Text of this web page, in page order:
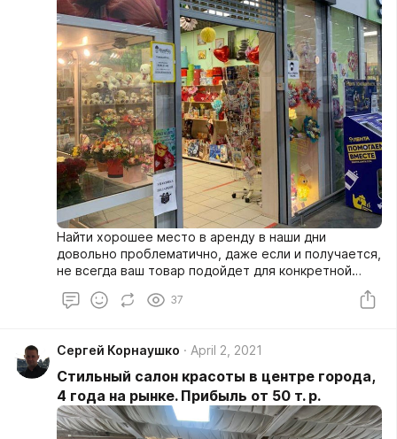
Найти хорошее место в аренду в наши дни
довольно проблематично, даже если и получается,
не всегда ваш товар подойдет для конкретной
является покупка уже готового бизнеса, в
доходом!
37
Сергей Корнаушко April 2, 2021
Стильный салон красоты в центре города,
4 года на рынке. Прибыль от 50 т. р.